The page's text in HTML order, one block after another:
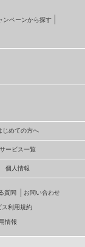
ンペーンから探す
じめての方へ
サービス一覧
個人情報
質問 お問い合わせ
ス利用規約
情報